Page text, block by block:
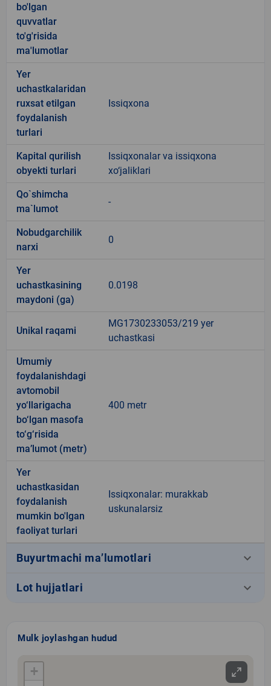
bo'lgan
quvvatlar
to'g'risida
ma'lumotlar
Yer
uchastkalaridan
ruxsat etilgan
foydalanish
turlari
Issiqxona
Kapital qurilish
obyekti turlari
Issiqxonalar va issiqxona
xo‘jaliklari
Qo`shimcha
ma`lumot
-
Nobudgarchilik
narxi
0
Yer
uchastkasining
maydoni (ga)
0.0198
Unikal raqami
MG1730233053/219 yer
uchastkasi
Umumiy
foydalanishdagi
avtomobil
yo‘llarigacha
bo‘lgan masofa
to‘g‘risida
ma’lumot (metr)
400 metr
Yer
uchastkasidan
foydalanish
mumkin bo'lgan
faoliyat turlari
Issiqxonalar: murakkab
uskunalarsiz
Buyurtmachi ma’lumotlari keyboard_arrow_down
Lot hujjatlari keyboard_arrow_down
Mulk joylashgan hudud
+